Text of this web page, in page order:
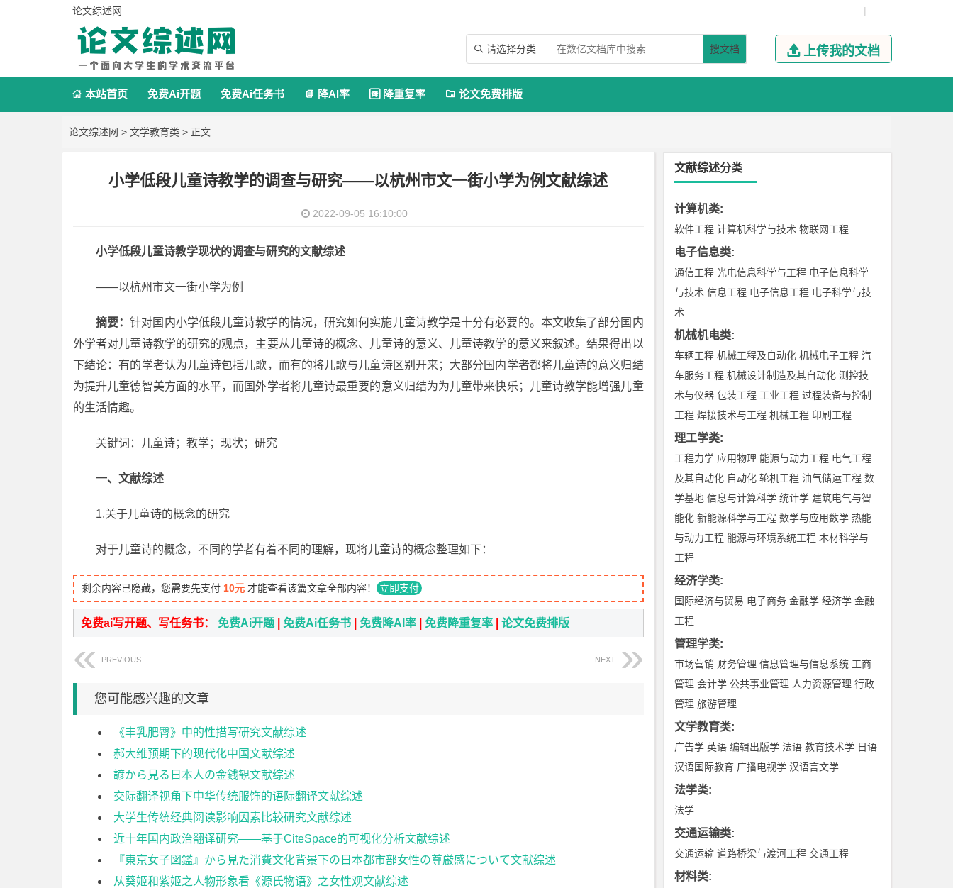
论文综述网 |
 请选择分类 搜文档  上传我的文档
 本站首页 免费Ai开题 免费Ai任务书  降AI率  降重复率  论文免费排版
论文综述网 > 文学教育类 > 正文
小学低段儿童诗教学的调查与研究——以杭州市文一街小学为例文献综述
2022-09-05 16:10:00
小学低段儿童诗教学现状的调查与研究的文献综述
——以杭州市文一街小学为例
摘要：针对国内小学低段儿童诗教学的情况，研究如何实施儿童诗教学是十分有必要的。本文收集了部分国内
外学者对儿童诗教学的研究的观点，主要从儿童诗的概念、儿童诗的意义、儿童诗教学的意义来叙述。结果得出以
下结论：有的学者认为儿童诗包括儿歌，而有的将儿歌与儿童诗区别开来；大部分国内学者都将儿童诗的意义归结
为提升儿童德智美方面的水平，而国外学者将儿童诗最重要的意义归结为为儿童带来快乐；儿童诗教学能增强儿童
的生活情趣。
关键词：儿童诗；教学；现状；研究
一、文献综述
1.关于儿童诗的概念的研究
对于儿童诗的概念，不同的学者有着不同的理解，现将儿童诗的概念整理如下：
剩余内容已隐藏，您需要先支付 10元 才能查看该篇文章全部内容！ 立即支付
免费ai写开题、写任务书： 免费Ai开题 免费Ai任务书 免费降AI率 免费降重复率 论文免费排版
PREVIOUS NEXT
您可能感兴趣的文章
《丰乳肥臀》中的性描写研究文献综述
郝大维预期下的现代化中国文献综述
諺から見る日本人の金銭観文献综述
交际翻译视角下中华传统服饰的语际翻译文献综述
大学生传统经典阅读影响因素比较研究文献综述
近十年国内政治翻译研究——基于CiteSpace的可视化分析文献综述
『東京女子図鑑』から見た消費文化背景下の日本都市部女性の尊厳感について文献综述
从葵姬和紫姬之人物形象看《源氏物语》之女性观文献综述
文献综述分类
计算机类:
软件工程 计算机科学与技术 物联网工程
电子信息类:
通信工程 光电信息科学与工程 电子信息科学
与技术 信息工程 电子信息工程 电子科学与技
术
机械机电类:
车辆工程 机械工程及自动化 机械电子工程 汽
车服务工程 机械设计制造及其自动化 测控技
术与仪器 包装工程 工业工程 过程装备与控制
工程 焊接技术与工程 机械工程 印刷工程
理工学类:
工程力学 应用物理 能源与动力工程 电气工程
及其自动化 自动化 轮机工程 油气储运工程 数
学基地 信息与计算科学 统计学 建筑电气与智
能化 新能源科学与工程 数学与应用数学 热能
与动力工程 能源与环境系统工程 木材科学与
工程
经济学类:
国际经济与贸易 电子商务 金融学 经济学 金融
工程
管理学类:
市场营销 财务管理 信息管理与信息系统 工商
管理 会计学 公共事业管理 人力资源管理 行政
管理 旅游管理
文学教育类:
广告学 英语 编辑出版学 法语 教育技术学 日语
汉语国际教育 广播电视学 汉语言文学
法学类:
法学
交通运输类:
交通运输 道路桥梁与渡河工程 交通工程
材料类: